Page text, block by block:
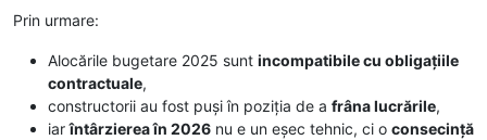
Prin urmare:
Alocările bugetare 2025 sunt incompatibile cu obligațiile
contractuale,
constructorii au fost puși în poziția de a frâna lucrările,
iarîntârzierea în 2026 nu e un eșec tehnic, ci o consecință